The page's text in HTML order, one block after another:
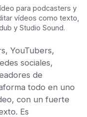
para podcasters y
vídeos como texto,
y Studio Sound.
YouTubers,
sociales,
de
todo en uno
con un fuerte
Es